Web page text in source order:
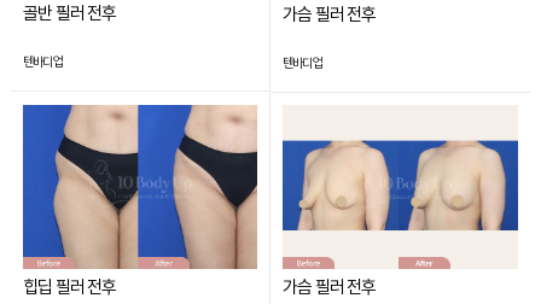
골반 필러 전후
텐바디업
가슴 필러 전후
텐바디업
힙딥 필러 전후 가슴 필러 전후